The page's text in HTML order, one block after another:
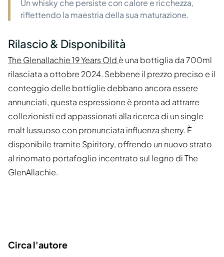
Un whisky che persiste con calore e ricchezza,
riflettendo la maestria della sua maturazione.
Rilascio & Disponibilità
The Glenallachie 19 Years Old è una bottiglia da 700ml
rilasciata a ottobre 2024. Sebbene il prezzo preciso e il
conteggio delle bottiglie debbano ancora essere
annunciati, questa espressione è pronta ad attrarre
collezionisti ed appassionati alla ricerca di un single
malt lussuoso con pronunciata influenza sherry. È
disponibile tramite Spiritory, offrendo un nuovo strato
al rinomato portafoglio incentrato sul legno di The
GlenAllachie.
Circa l'autore